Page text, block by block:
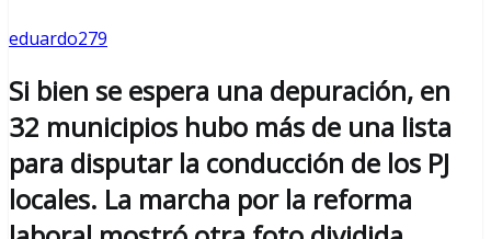
eduardo279
Si bien se espera una depuración, en
32 municipios hubo más de una lista
para disputar la conducción de los PJ
locales. La marcha por la reforma